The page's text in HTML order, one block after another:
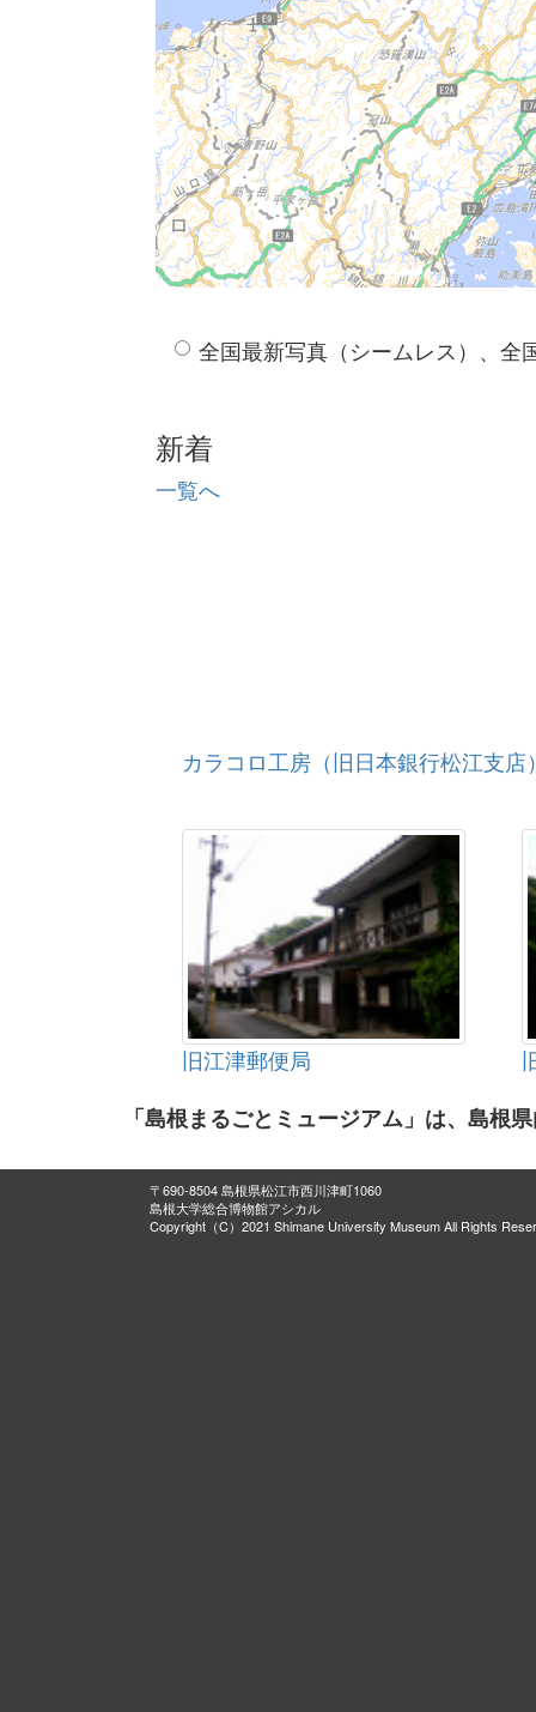
全国最新写真（シームレス）、全
新着
一覧へ
カラコロ工房（旧日本銀行松江支店
旧江津郵便局
「島根まるごとミュージアム」は、島根
〒690-8504 島根県松江市西川津町1060
島根大学総合博物館アシカル
Copyright（C）2021 Shimane University Museum All Rights